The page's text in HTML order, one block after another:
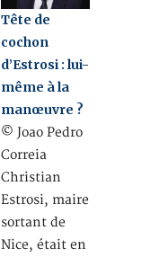
Tête de
cochon
d’Estrosi : lui-
même à la
manœuvre ?
© Joao Pedro
Correia
Christian
Estrosi, maire
sortant de
Nice, était en